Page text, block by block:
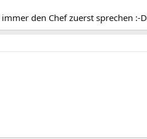
den Chef zuerst sprechen :-D